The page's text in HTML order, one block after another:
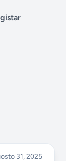
31, 2025